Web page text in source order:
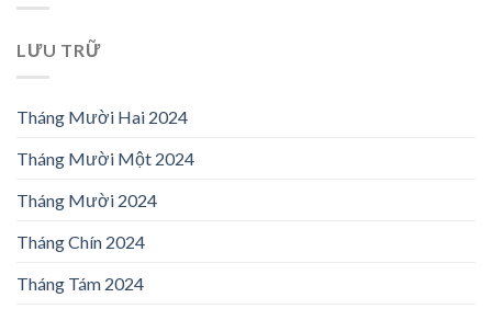
LƯU TRỮ
Tháng Mười Hai 2024
Tháng Mười Một 2024
Tháng Mười 2024
Tháng Chín 2024
Tháng Tám 2024